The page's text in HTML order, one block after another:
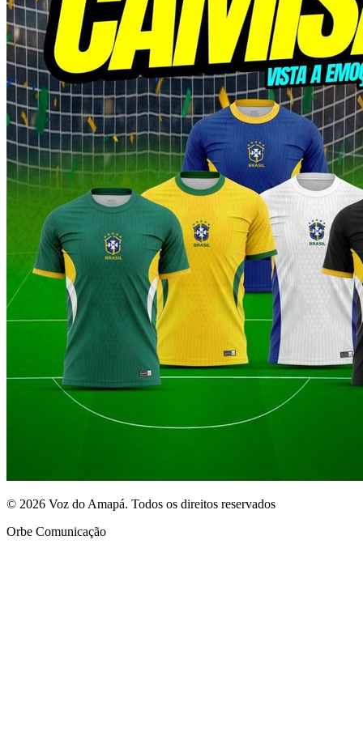
© 2026 Voz do Amapá. Todos os direitos reservados
Orbe Comunicação